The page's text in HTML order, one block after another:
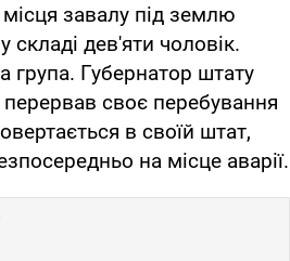
завалу під землю
дев'яти чоловік.
група. Губернатор штату
своє перебування
в своїй штат,
на місце аварії.